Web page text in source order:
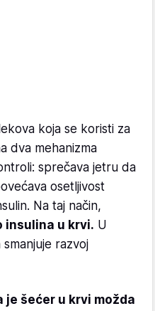
koja se koristi za
dva mehanizma
sprečava jetru da
osetljivost
Na taj način,
insulina u krvi. U
razvoj
je šećer u krvi možda